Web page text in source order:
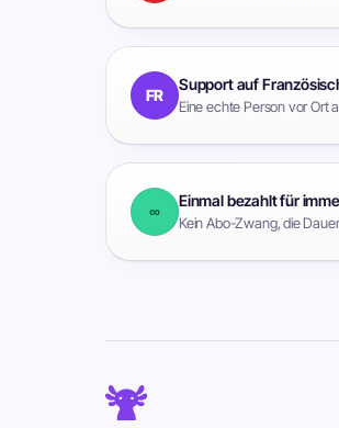
FR
Support auf
Eine echte Person vor Ort
∞
Einmal bezahlt für
Kein Abo-Zwang, die